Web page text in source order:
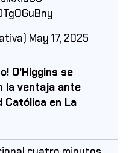
May 17, 2025
O'Higgins se
la ventaja ante
Católica en La